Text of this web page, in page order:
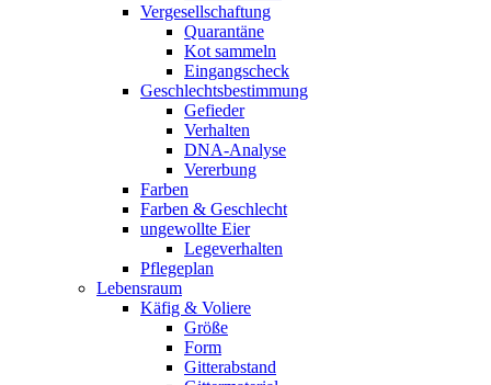
Vergesellschaftung
Quarantäne
Kot sammeln
Eingangscheck
Geschlechtsbestimmung
Gefieder
Verhalten
DNA-Analyse
Vererbung
Farben
Farben & Geschlecht
ungewollte Eier
Legeverhalten
Pflegeplan
Lebensraum
Käfig & Voliere
Größe
Form
Gitterabstand